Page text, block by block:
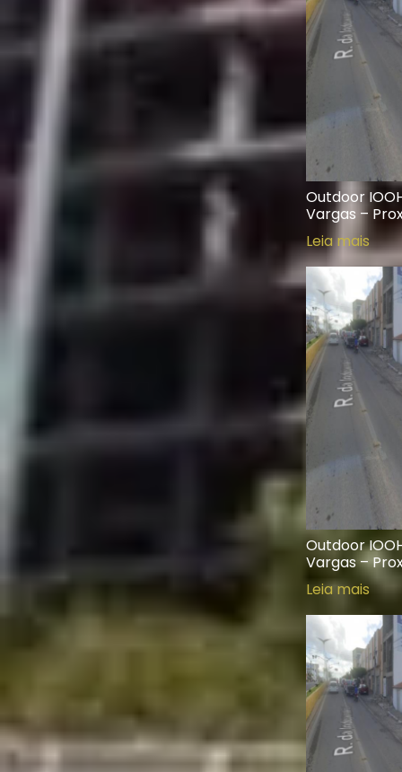
Outdoor
Vargas –
Leia mais
Outdoor
Vargas –
Leia mais